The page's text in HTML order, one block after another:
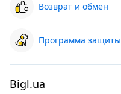
Возврат и обмен
Программа защиты
Bigl.ua